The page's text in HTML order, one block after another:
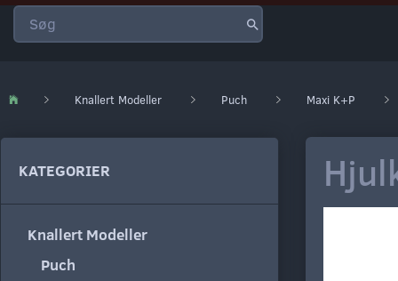
Knallert Modeller Puch Maxi K+P
KATEGORIER
Knallert Modeller
Puch